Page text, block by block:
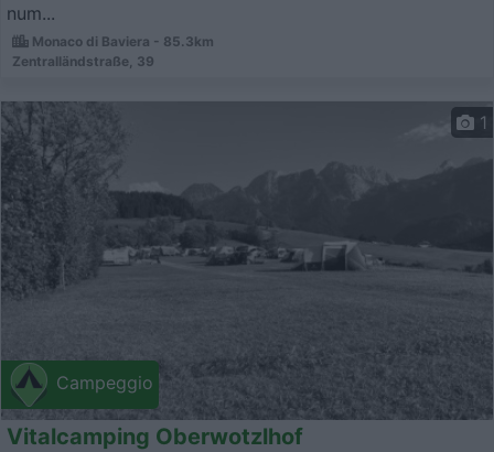
num...
Monaco di Baviera - 85.3km
Zentralländstraße, 39
Campeggio
1
Vitalcamping Oberwotzlhof